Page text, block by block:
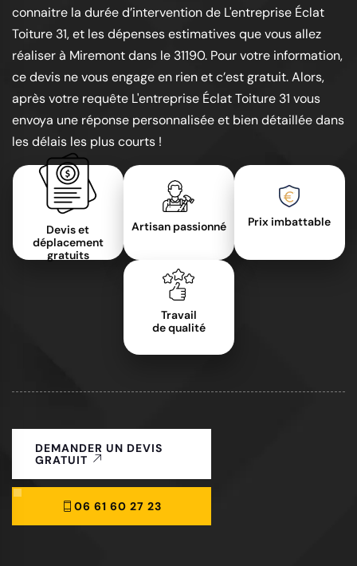
connaitre la durée d’intervention de L'entreprise Éclat
Toiture 31, et les dépenses estimatives que vous allez
réaliser à Miremont dans le 31190. Pour votre information,
ce devis ne vous engage en rien et c’est gratuit. Alors,
après votre requête L'entreprise Éclat Toiture 31 vous
envoya une réponse personnalisée et bien détaillée dans
les délais les plus courts !
Devis et
déplacement
gratuits
Artisan passionné Prix imbattable
Travail
de qualité
DEMANDER UN DEVIS
GRATUIT
06 61 60 27 23